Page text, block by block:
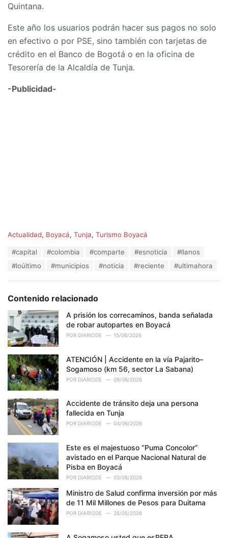
Quintana.
Este año los usuarios podrán hacer sus pagos no solo
en efectivo o por PSE, sino también con tarjetas de
crédito en el Banco de Bogotá o en la oficina de
Tesorería de la Alcaldía de Tunja.
-Publicidad-
C
i
s
:
Actualidad, Boyacá, Tunja, Turismo Boyacá
#capital #colombia #comparte #esnoticia
#llanos
#loúltimo
#municipios #noticia #reciente #ultimahora
Contenido relacionado
A prisión los correcaminos, banda señalada
de robar autopartes en Boyacá
POR DIARIODE 15/06/2026
ATENCIÓN | Accidente en la vía Pajarito–
Sogamoso (km 56, sector La Sabana)
POR DIARIODE 09/06/2026
Accidente de tránsito deja una persona
fallecida en Tunja
POR DIARIODE 04/06/2026
Este es el majestuoso “Puma Concolor”
avistado en el Parque Nacional Natural de
Pisba en Boyacá
POR DIARIODE 03/06/2026
Ministro de Salud confirma inversión por más
de 11 Mil Millones de Pesos para Duitama
POR DIARIODE 28/05/2026